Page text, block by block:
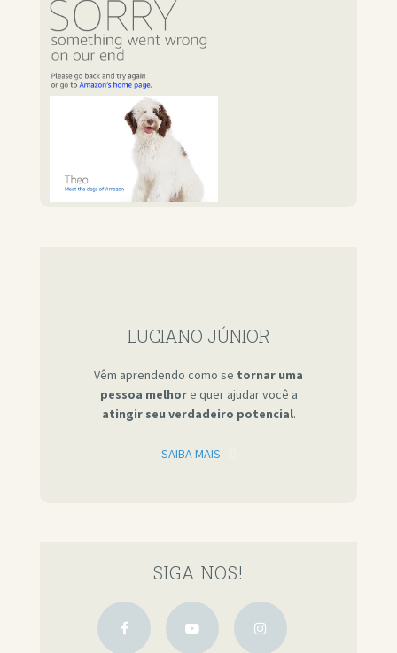
LUCIANO JÚNIOR
Vêm aprendendo como se tornar uma
pessoa melhore quer ajudar você a
atingir seu verdadeiro potencial.
SAIBA MAIS
SIGA NOS!